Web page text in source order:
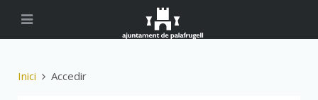
Inici Accedir